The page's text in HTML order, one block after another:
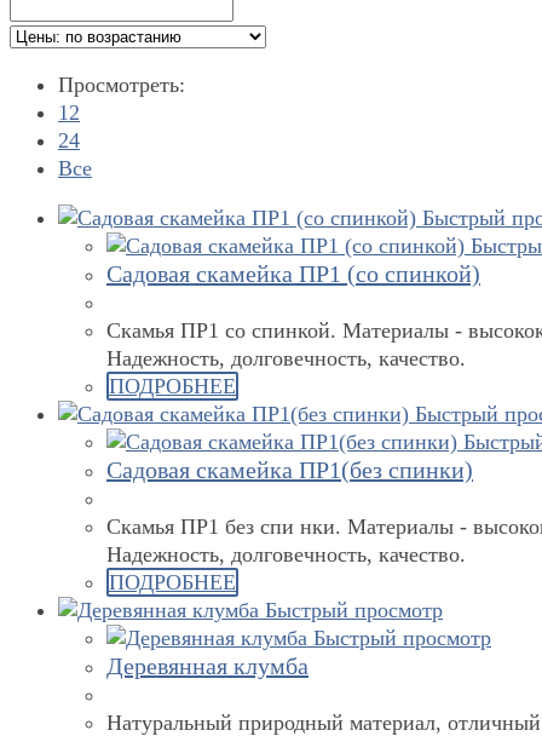
Просмотреть:
12
24
Все
Быстрый
Садовая скамейка ПР1 (со спинкой)
Скамья ПР1 со спинкой. Материалы -
Надежность, долговечность, качество.
ПОДРОБНЕЕ
Быстрый
Садовая скамейка ПР1(без спинки)
Скамья ПР1 без спи нки. Материалы -
Надежность, долговечность, качество.
ПОДРОБНЕЕ
Быстрый просмотр
Быстрый просмотр
Деревянная клумба
Натуральный природный материал,